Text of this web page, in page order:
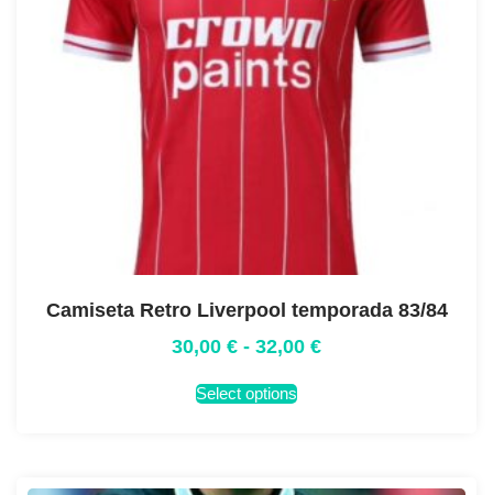
Camiseta Retro Liverpool temporada 83/84
30,00 € - 32,00 €
Select options